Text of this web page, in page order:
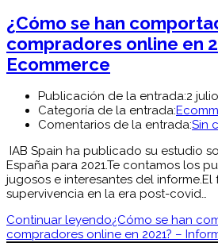
¿Cómo se han
compradores online en
Ecommerce
Publicación de la entrada:2
Categoría de la entrada:
Comentarios de la entrada:Sin
IAB Spain ha publicado su estudio
España para 2021.Te contamos los
jugosos e interesantes del
supervivencia en la era post-covid…
Continuar leyendo¿Cómo se han
compradores online en 2021? –